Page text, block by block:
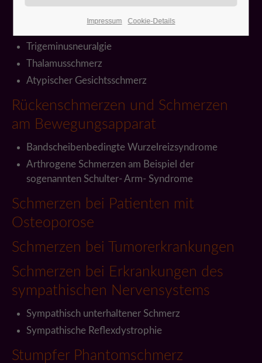
Trigeminusneuralgie
Thalamusschmerz
Atypischer Gesichtsschmerz
Rückenschmerzen und Schmerzen
am Bewegungsapparat
Bandscheibenbedingte Wurzelreizsyndrome
Arthrogene Schmerzen am Beispiel der
sogenannten Schulter- Arm- Syndrome
Schmerzen bei Patienten mit
Osteoporose
Schmerzen bei Tumorerkrankungen
Schmerzen bei Erkrankungen des
sympathischen Nervensystems
Sympathisch unterhaltener Schmerz
Sympathische Reflexdystrophie
Stumpfer Phantomschmerz
Impressum Cookie-Details